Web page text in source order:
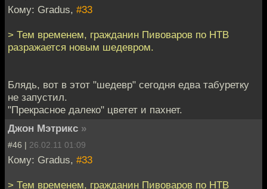
Кому: Gradus, #33
> Тем временем, гражданин Пивоваров по НТВ
разражается новым шедевром.
Блядь, вот в этот "шедевр" сегодня едва табуретку
не запустил.
"Прекрасное далеко" цветет и пахнет.
Джон Мэтрикс »
#46 | 26.02.11 01:09
Кому: Gradus, #33
> Тем временем, гражданин Пивоваров по НТВ